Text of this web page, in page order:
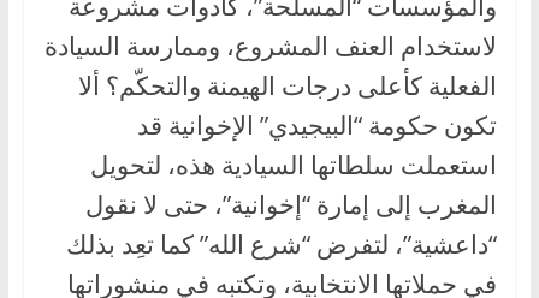
لاستخدام العنف المشروع، وممارسة السيادة
الفعلية كأعلى درجات الهيمنة والتحكّم؟ ألا
تكون حكومة “البيجيدي” الإخوانية قد
استعملت سلطاتها السيادية هذه، لتحويل
المغرب إلى إمارة “إخوانية”، حتى لا نقول
“داعشية”، لتفرض “شرع الله” كما تعِد بذلك
في حملاتها الانتخابية، وتكتبه في منشوراتها